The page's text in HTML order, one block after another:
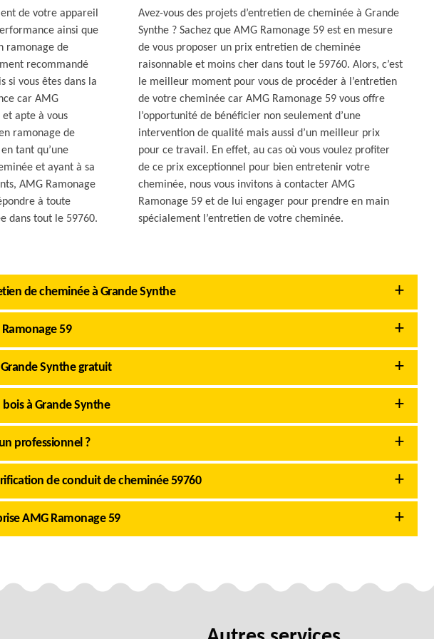
de votre appareil
ainsi que
ramonage de
recommandé
si vous êtes dans la
car AMG
et apte à vous
ramonage de
tant qu’une
et ayant à sa
AMG Ramonage
à toute
dans tout le 59760.
Avez-vous des projets d’entretien de cheminée à Grande
Synthe ? Sachez que AMG Ramonage 59 est en mesure
de vous proposer un prix entretien de cheminée
raisonnable et moins cher dans tout le 59760. Alors, c’est
le meilleur moment pour vous de procéder à l’entretien
de votre cheminée car AMG Ramonage 59 vous offre
l’opportunité de bénéficier non seulement d’une
intervention de qualité mais aussi d’un meilleur prix
pour ce travail. En effet, au cas où vous voulez profiter
de ce prix exceptionnel pour bien entretenir votre
cheminée, nous vous invitons à contacter AMG
Ramonage 59 et de lui engager pour prendre en main
spécialement l’entretien de votre cheminée.
de cheminée à Grande Synthe
59
Synthe gratuit
à Grande Synthe
professionnel ?
de conduit de cheminée 59760
AMG Ramonage 59